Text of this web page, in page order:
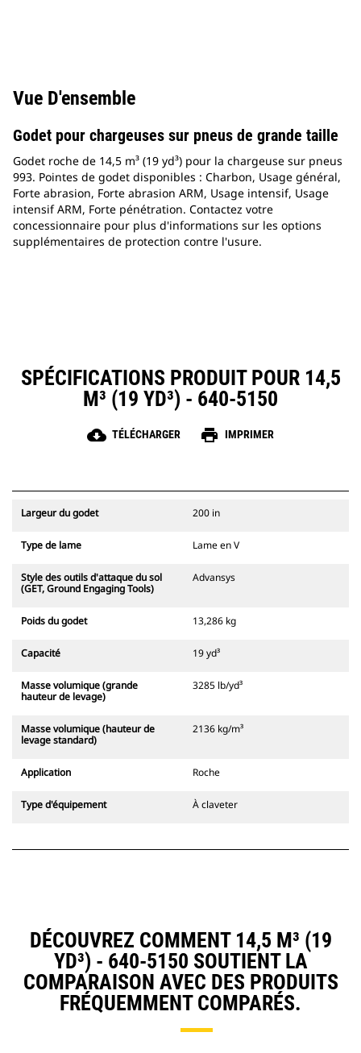
Vue D'ensemble
Godet pour chargeuses sur pneus de grande taille
Godet roche de 14,5 m³ (19 yd³) pour la chargeuse sur pneus
993. Pointes de godet disponibles : Charbon, Usage général,
Forte abrasion, Forte abrasion ARM, Usage intensif, Usage
intensif ARM, Forte pénétration. Contactez votre
concessionnaire pour plus d'informations sur les options
supplémentaires de protection contre l'usure.
SPÉCIFICATIONS PRODUIT POUR 14,5
M³ (19 YD³) - 640-5150
cloud_download TÉLÉCHARGER print IMPRIMER
Largeur du godet 200 in
Type de lame Lame en V
Style des outils d'attaque du sol
(GET, Ground Engaging Tools)
Advansys
Poids du godet 13,286 kg
Capacité 19 yd³
Masse volumique (grande
hauteur de levage)
3285 lb/yd³
Masse volumique (hauteur de
levage standard)
2136 kg/m³
Application Roche
Type d'équipement À claveter
DÉCOUVREZ COMMENT 14,5 M³ (19
YD³) - 640-5150 SOUTIENT LA
COMPARAISON AVEC DES PRODUITS
FRÉQUEMMENT COMPARÉS.